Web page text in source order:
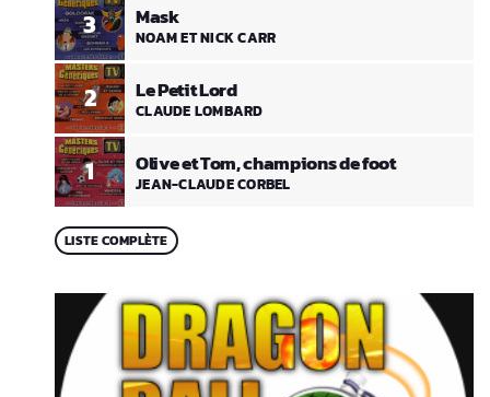
1 Olive et Tom, champions de foot
JEAN-CLAUDE CORBEL
2 Le Petit Lord
CLAUDE LOMBARD
3 Mask
NOAM ET NICK CARR
LISTE COMPLÈTE